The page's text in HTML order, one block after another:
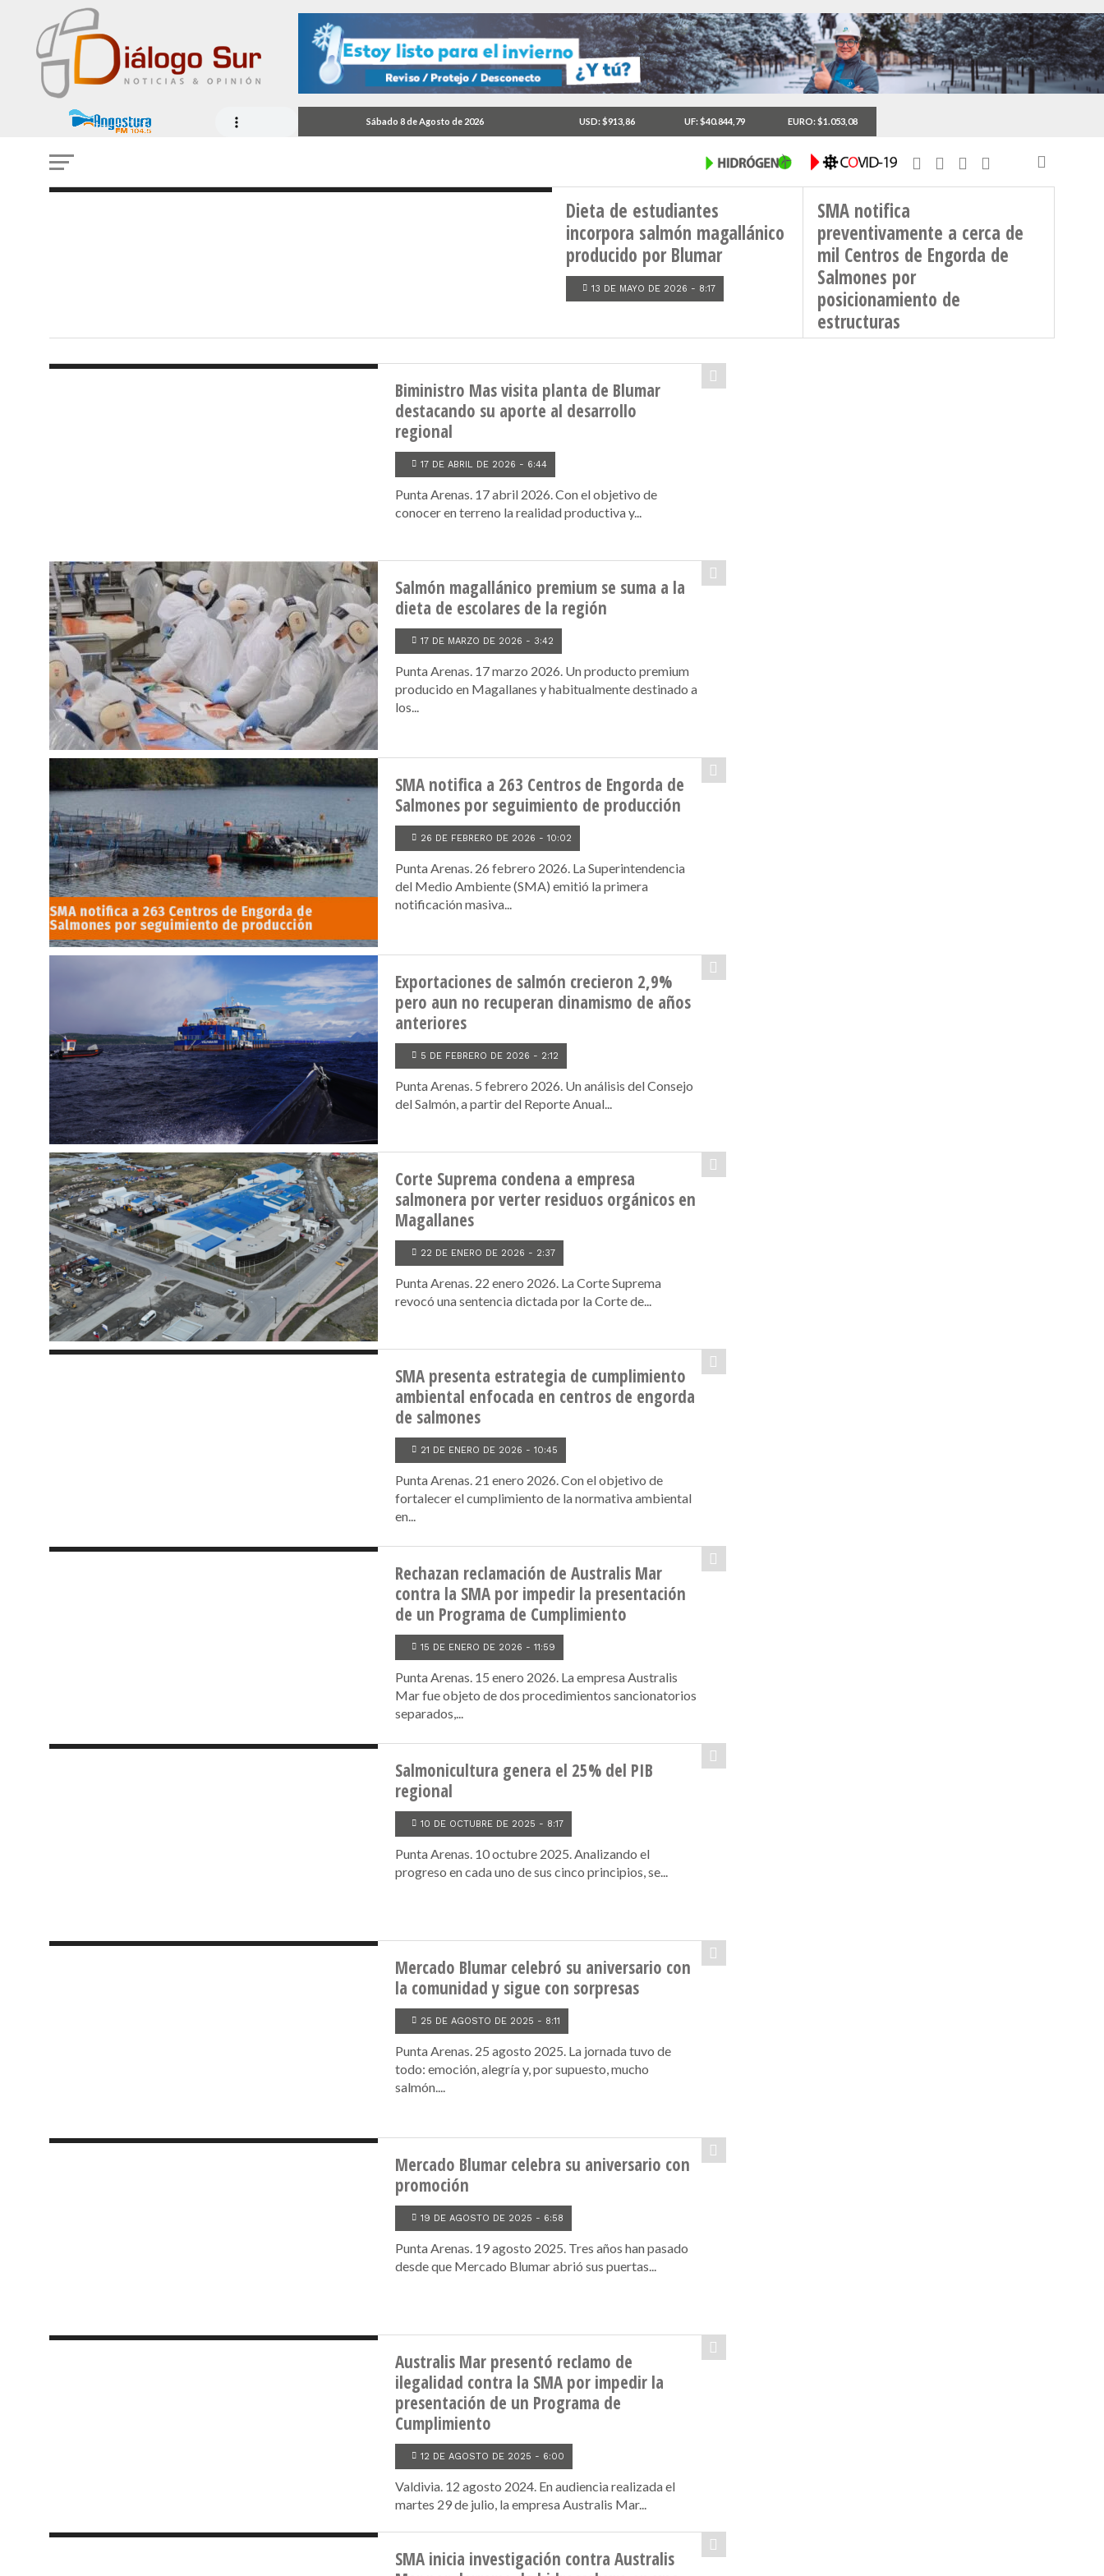
Sábado 8 de Agosto de 2026 USD: $913,86 UF: $40.844,79 EURO: $1.053,08
Mesa de Trabajo por el Desarrollo
Salmonero busca fortalecer
inversión y empleo en Última
Esperanza
Dieta de estudiantes
incorpora salmón magallánico
producido por Blumar
13 DE MAYO DE 2026 - 8:17
SMA notifica
preventivamente a cerca de
mil Centros de Engorda de
Salmones por
posicionamiento de
estructuras
Biministro Mas visita planta de Blumar
destacando su aporte al desarrollo
regional
17 DE ABRIL DE 2026 - 6:44
Punta Arenas. 17 abril 2026. Con el objetivo de
conocer en terreno la realidad productiva y...
Salmón magallánico premium se suma a la
dieta de escolares de la región
17 DE MARZO DE 2026 - 3:42
Punta Arenas. 17 marzo 2026. Un producto premium
producido en Magallanes y habitualmente destinado a
los...
SMA notifica a 263 Centros de Engorda de
Salmones por seguimiento de producción
26 DE FEBRERO DE 2026 - 10:02
Punta Arenas. 26 febrero 2026. La Superintendencia
del Medio Ambiente (SMA) emitió la primera
notificación masiva...
Exportaciones de salmón crecieron 2,9%
pero aun no recuperan dinamismo de años
anteriores
5 DE FEBRERO DE 2026 - 2:12
Punta Arenas. 5 febrero 2026. Un análisis del Consejo
del Salmón, a partir del Reporte Anual...
Corte Suprema condena a empresa
salmonera por verter residuos orgánicos en
Magallanes
22 DE ENERO DE 2026 - 2:37
Punta Arenas. 22 enero 2026. La Corte Suprema
revocó una sentencia dictada por la Corte de...
SMA presenta estrategia de cumplimiento
ambiental enfocada en centros de engorda
de salmones
21 DE ENERO DE 2026 - 10:45
Punta Arenas. 21 enero 2026. Con el objetivo de
fortalecer el cumplimiento de la normativa ambiental
en...
Rechazan reclamación de Australis Mar
contra la SMA por impedir la presentación
de un Programa de Cumplimiento
15 DE ENERO DE 2026 - 11:59
Punta Arenas. 15 enero 2026. La empresa Australis
Mar fue objeto de dos procedimientos sancionatorios
separados,...
Salmonicultura genera el 25% del PIB
regional
10 DE OCTUBRE DE 2025 - 8:17
Punta Arenas. 10 octubre 2025. Analizando el
progreso en cada uno de sus cinco principios, se...
Mercado Blumar celebró su aniversario con
la comunidad y sigue con sorpresas
25 DE AGOSTO DE 2025 - 8:11
Punta Arenas. 25 agosto 2025. La jornada tuvo de
todo: emoción, alegría y, por supuesto, mucho
salmón....
Mercado Blumar celebra su aniversario con
promoción
19 DE AGOSTO DE 2025 - 6:58
Punta Arenas. 19 agosto 2025. Tres años han pasado
desde que Mercado Blumar abrió sus puertas...
Australis Mar presentó reclamo de
ilegalidad contra la SMA por impedir la
presentación de un Programa de
Cumplimiento
12 DE AGOSTO DE 2025 - 6:00
Valdivia. 12 agosto 2024. En audiencia realizada el
martes 29 de julio, la empresa Australis Mar...
SMA inicia investigación contra Australis